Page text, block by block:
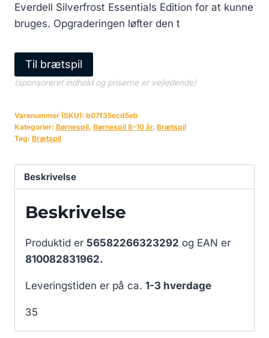
Everdell Silverfrost Essentials Edition for at kunne
bruges. Opgraderingen løfter den t
Til brætspil
(sponsoreret indhold og priserne er vejledende)
Varenummer (SKU): b07f35ecd5eb
Kategorier: Børnespil, Børnespil 8-10 år, Brætspil
Tag: Brætspil
Beskrivelse
Beskrivelse
Produktid er 56582266323292 og EAN er
810082831962.
Leveringstiden er på ca. 1-3 hverdage
35